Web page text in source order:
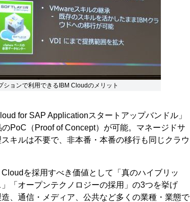
ョンで利用できるIBM Cloudのメリット
for SAP Applicationスタートアップバンドル」
PoC（Proof of Concept）が可能。マネージドサ
キルは不要で、非本番・本番の移行も同じクラウ
を採用すべき価値として「真のハイブリッ
「オープンテクノロジーの採用」の3つを挙げ
、通信・メディア、公共など多くの業種・業態で